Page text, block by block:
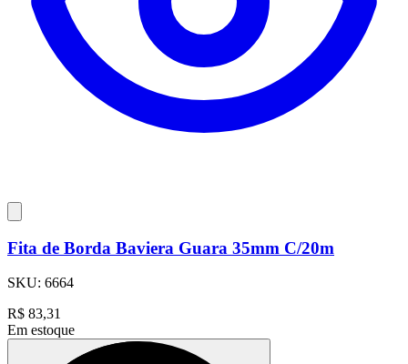
Fita de Borda Baviera Guara 35mm C/20m
SKU: 6664
R$ 83,31
Em estoque